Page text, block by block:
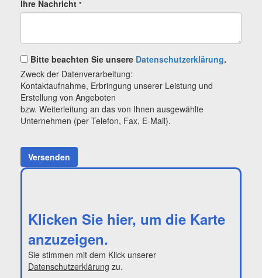
Ihre Nachricht *
Bitte beachten Sie unsere Datenschutzerklärung.
Zweck der Datenverarbeitung:
Kontaktaufnahme, Erbringung unserer Leistung und
Erstellung von Angeboten
bzw. Weiterleitung an das von Ihnen ausgewählte
Unternehmen (per Telefon, Fax, E-Mail).
Versenden
Klicken Sie hier, um die Karte
anzuzeigen.
Sie stimmen mit dem Klick unserer
Datenschutzerklärung zu.